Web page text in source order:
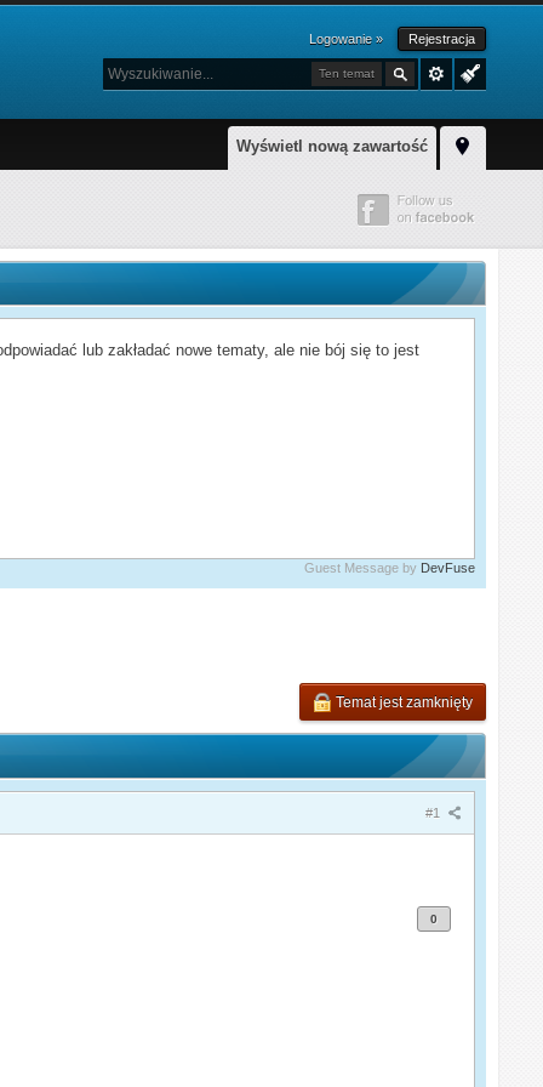
Logowanie » Rejestracja
Ten temat
Wyświetl nową zawartość
lub zakładać nowe tematy, ale nie bój się to jest
Guest Message by DevFuse
Temat jest zamknięty
#1
0